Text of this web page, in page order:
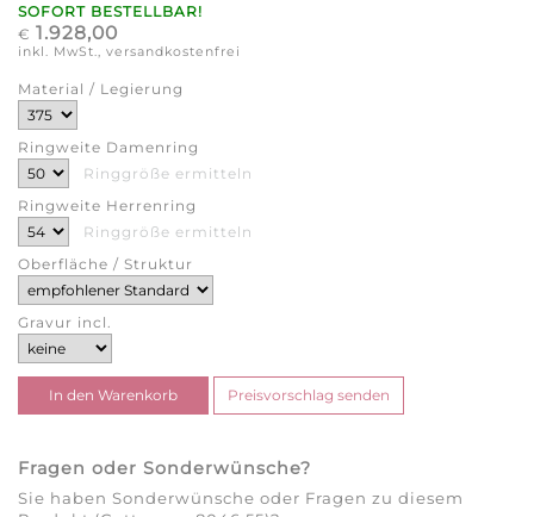
SOFORT BESTELLBAR!
€ 1.928,00
inkl. MwSt., versandkostenfrei
Material / Legierung
Ringweite Damenring
Ringgröße ermitteln
Ringweite Herrenring
Ringgröße ermitteln
Oberfläche / Struktur
Gravur incl.
Fragen oder Sonderwünsche?
Sie haben Sonderwünsche oder Fragen zu diesem